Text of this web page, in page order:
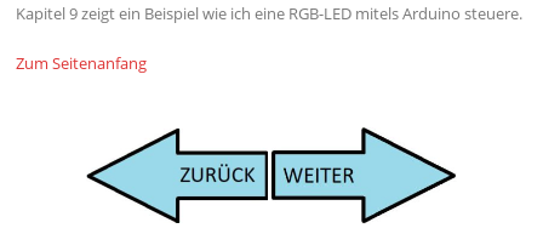
Kapitel 9 zeigt ein Beispiel wie ich eine RGB-LED mitels Arduino steuere.
Zum Seitenanfang